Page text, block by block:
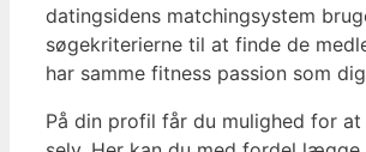
datingsidens matchingsystem
søgekriterierne til at finde de
har samme fitness passion som
På din profil får du mulighed for